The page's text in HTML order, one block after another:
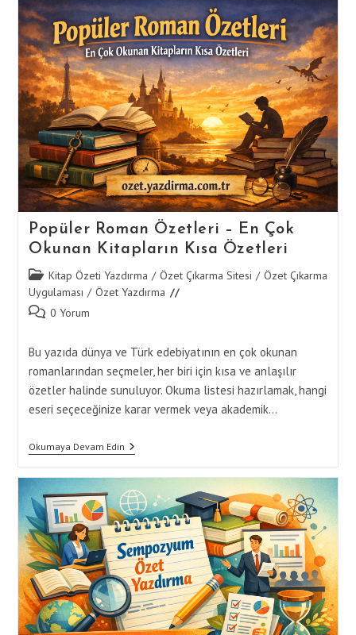
30
Dakikada
Roman
Özeti
Çıkarma
Rehberi
Popüler Roman Özetleri – En Çok
Okunan Kitapların Kısa Özetleri
Post
category:
Kitap Özeti Yazdırma / Özet Çıkarma Sitesi / Özet Çıkarma
Uygulaması / Özet Yazdırma
Post 0 Yorum
Bu yazıda dünya ve Türk edebiyatının en çok okunan
romanlarından seçmeler, her biri için kısa ve anlaşılır
özetler halinde sunuluyor. Okuma listesi hazırlamak, hangi
eseri seçeceğinize karar vermek veya akademik…
Okumaya Devam EdinPopüler
En
Çok
Okunan
Kitapların
Kısa
Özetleri